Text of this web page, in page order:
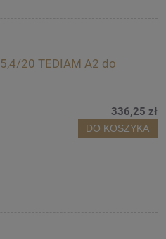
20 TEDIAM A2 do
336,25 zł
DO KOSZYKA